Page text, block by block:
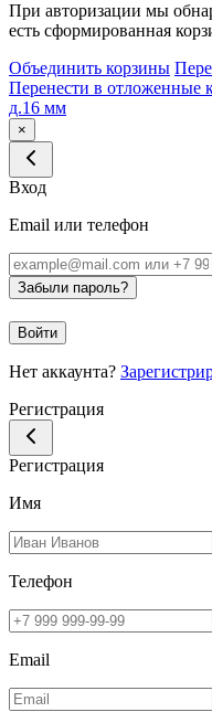
При авторизации мы
есть сформированная
Объединить корзины
Перенести в отложенные
д.16 мм
×
Вход
Email или телефон
Забыли пароль?
Войти
Нет аккаунта?
Регистрация
Регистрация
Имя
Телефон
Email